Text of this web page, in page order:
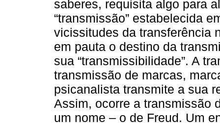
saberes, requisita algo para
“transmissão” estabelecida
vicissitudes da transferência
em pauta o destino da
sua “transmissibilidade”. A
transmissão de marcas,
psicanalista transmite a sua
Assim, ocorre a transmissão
um nome – o de Freud. Um